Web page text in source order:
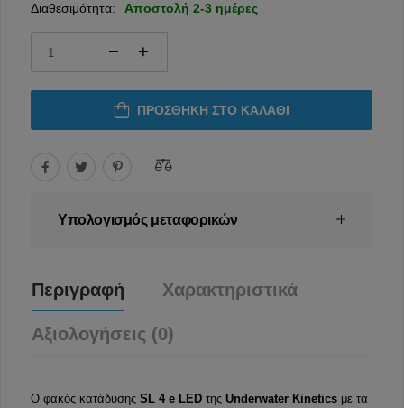
Διαθεσιμότητα: Αποστολή 2-3 ημέρες
ΠΡΟΣΘΉΚΗ ΣΤΟ ΚΑΛΆΘΙ
Υπολογισμός μεταφορικών
Περιγραφή Χαρακτηριστικά
Αξιολογήσεις (0)
Ο φακός κατάδυσης SL 4 e LED της Underwater Kinetics με τα